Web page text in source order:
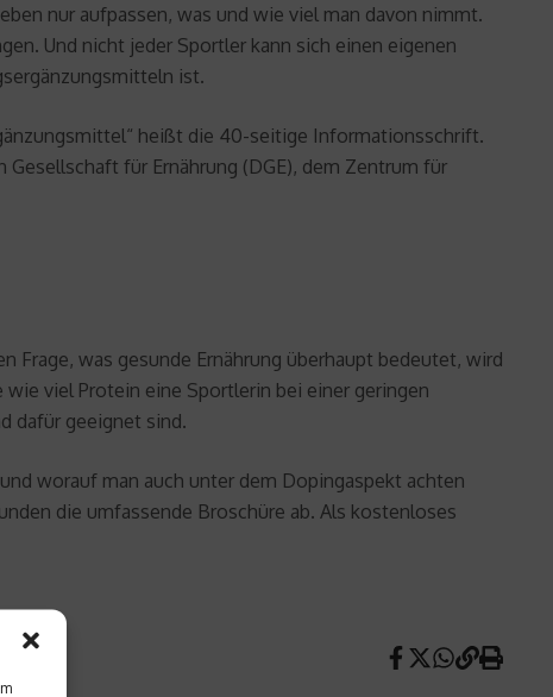
nur aufpassen, was und wie viel man davon nimmt.
Und nicht jeder Sportler kann sich einen eigenen
ist.
heißt die 40-seitige Informationsschrift.
für Ernährung (DGE), dem Zentrum für
Frage, was gesunde Ernährung überhaupt bedeutet, wird
viel Protein eine Sportlerin bei einer geringen
dafür geeignet sind.
worauf man auch unter dem Dopingaspekt achten
die umfassende Broschüre ab. Als kostenloses